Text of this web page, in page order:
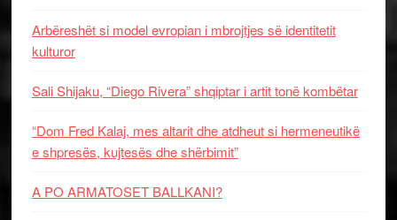
Arbëreshët si model evropian i mbrojtjes së identitetit
kulturor
Sali Shijaku, “Diego Rivera” shqiptar i artit tonë kombëtar
“Dom Fred Kalaj, mes altarit dhe atdheut si hermeneutikë
e shpresës, kujtesës dhe shërbimit”
A PO ARMATOSET BALLKANI?